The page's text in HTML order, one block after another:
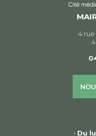
4
• Du